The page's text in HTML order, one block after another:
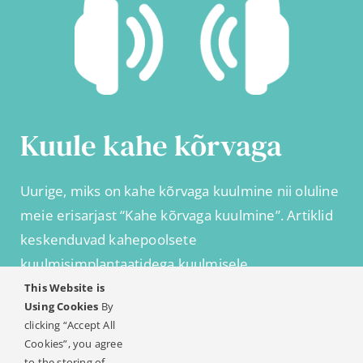
Kuule kahe kõrvaga
Uurige, miks on kahe kõrvaga kuulmine nii oluline
meie erisarjast “Kahe kõrvaga kuulmine”. Artiklid
keskenduvad kahepoolsete
kuulmisimplantaatidega kuulmisele,
kuuldeaparaadi ja kuulmisimplantaadi
kombinatsioonile, ühepoolsele kurtusele ja paljule
muule.
This Website is
Using Cookies By
clicking “Accept All
Cookies”, you agree